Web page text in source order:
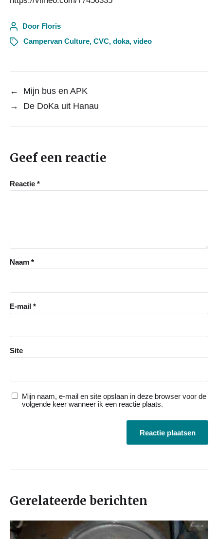
Door Floris
Campervan Culture, CVC, doka, video
←
Mijn bus en APK
→
De DoKa uit Hanau
Geef een reactie
Reactie *
Naam *
E-mail *
Site
Mijn naam, e-mail en site opslaan in deze browser voor de
volgende keer wanneer ik een reactie plaats.
Gerelateerde berichten